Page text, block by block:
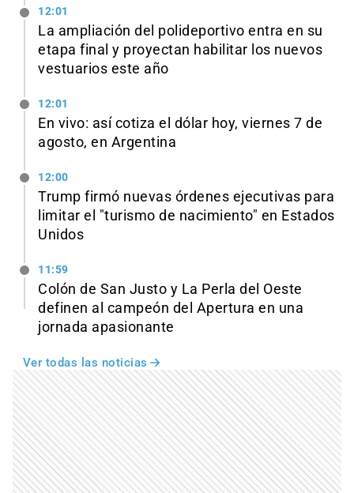
12:01
La ampliación del polideportivo entra en su
etapa final y proyectan habilitar los nuevos
vestuarios este año
12:01
En vivo: así cotiza el dólar hoy, viernes 7 de
agosto, en Argentina
12:00
Trump firmó nuevas órdenes ejecutivas para
limitar el "turismo de nacimiento" en Estados
Unidos
11:59
Colón de San Justo y La Perla del Oeste
definen al campeón del Apertura en una
jornada apasionante
Ver todas las noticias